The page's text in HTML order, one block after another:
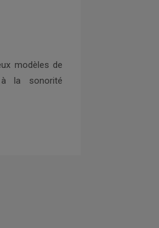
modèles de
la sonorité